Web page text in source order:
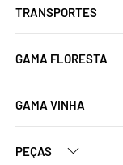
TRANSPORTES
GAMA FLORESTA
GAMA VINHA
PEÇAS